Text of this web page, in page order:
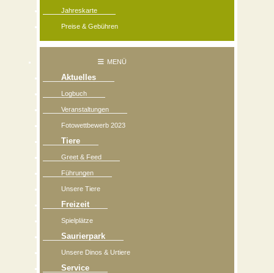
Jahreskarte
Preise & Gebühren
MENÜ
Aktuelles
Logbuch
Veranstaltungen
Fotowettbewerb 2023
Tiere
Greet & Feed
Führungen
Unsere Tiere
Freizeit
Spielplätze
Saurierpark
Unsere Dinos & Urtiere
Service